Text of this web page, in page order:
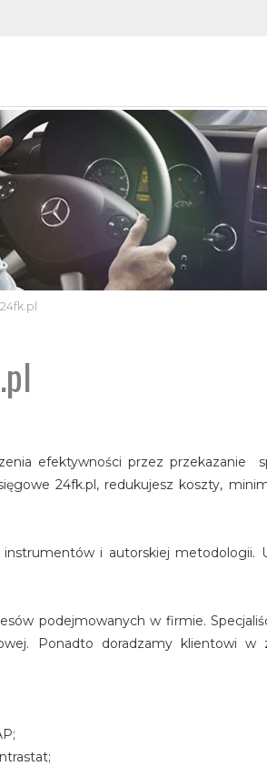
efektywności przez przekazanie
24fk.pl, redukujesz koszty,
i autorskiej metodologii.
podejmowanych w firmie.
Ponadto doradzamy klientowi